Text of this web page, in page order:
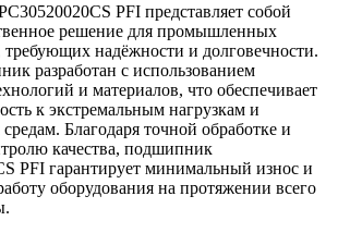
PFI представляет собой
решение для промышленных
надёжности и долговечности.
разработан с использованием
и материалов, что обеспечивает
к экстремальным нагрузкам и
Благодаря точной обработке и
качества, подшипник
PFI гарантирует минимальный износ и
оборудования на протяжении всего